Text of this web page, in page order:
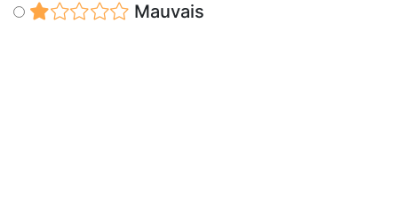
Mauvais